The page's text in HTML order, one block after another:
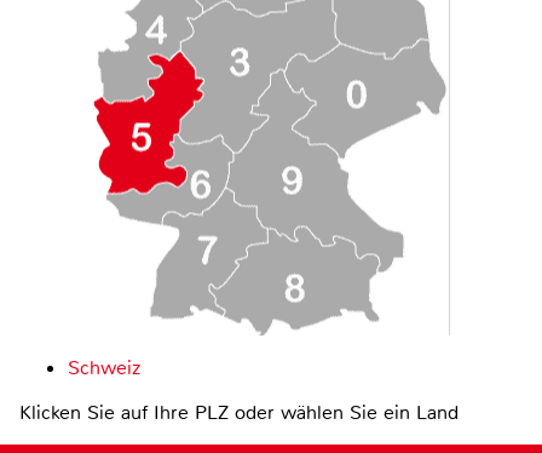
Schweiz
Klicken Sie auf Ihre PLZ oder wählen Sie ein Land